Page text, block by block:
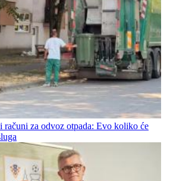
računi za odvoz otpada: Evo koliko će